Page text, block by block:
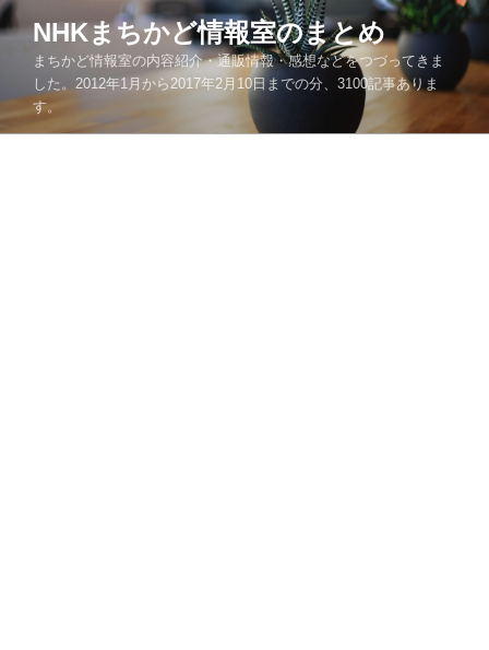
コ
ン
ツ
NHKまちかど情報室のまとめ
まちかど情報室の内容紹介・通販情報・感想などをつづってきま
した。2012年1月から2017年2月10日までの分、3100記事ありま
す。